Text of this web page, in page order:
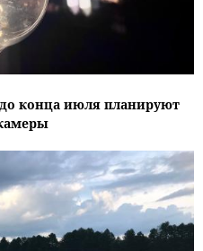
конца июля планируют